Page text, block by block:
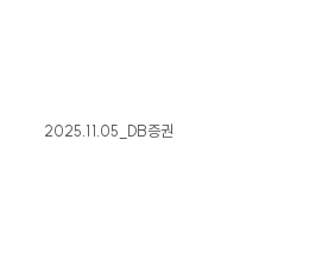
2025.11.05_DB증권